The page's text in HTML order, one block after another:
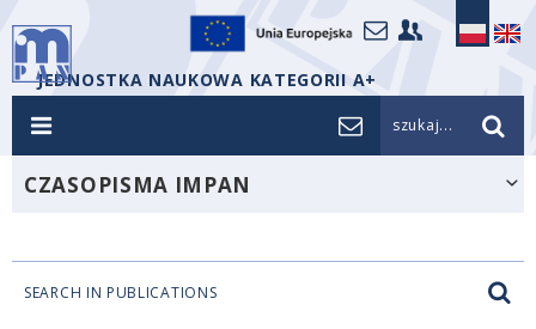
JEDNOSTKA NAUKOWA KATEGORII A+
szukaj...
CZASOPISMA IMPAN
SEARCH IN PUBLICATIONS